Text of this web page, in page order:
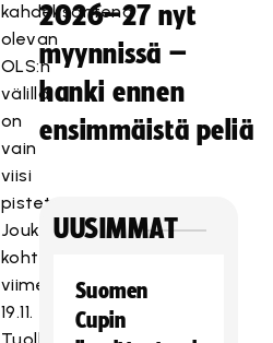
kahdeksantena
olevan
OLS:n
välillä
on
vain
viisi
pistettä.
Joukkueet
kohtasivat
viimeksi
19.11.
2026–27 nyt
myynnissä –
hanki ennen
ensimmäistä peliä
UUSIMMAT
Suomen
Cupin